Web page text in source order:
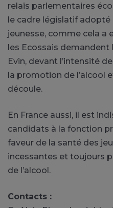
relais parlementaires
le cadre législatif adopté
jeunesse, comme cela a
les Ecossais demandent
Evin, devant l’intensité
la promotion de l’alcool
découle.
En France aussi, il est
candidats à la fonction
faveur de la santé des
incessantes et toujours
de l’alcool.
Contacts :